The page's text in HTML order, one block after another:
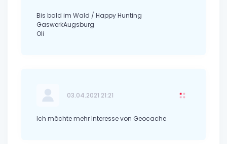
Bis bald im Wald / Happy Hunting
GaswerkAugsburg
Oli
03.04.2021 21:21
Ich möchte mehr Interesse von Geocache